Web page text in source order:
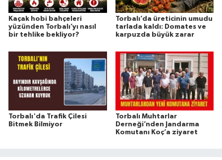
Kaçak hobi bahçeleri
yüzünden Torbalı’yı nasıl
bir tehlike bekliyor?
Torbalı’da üreticinin umudu
tarlada kaldı: Domates ve
karpuzda büyük zarar
Torbalı'da Trafik Çilesi
Bitmek Bilmiyor
Torbalı Muhtarlar
Derneği’nden Jandarma
Komutanı Koç’a ziyaret